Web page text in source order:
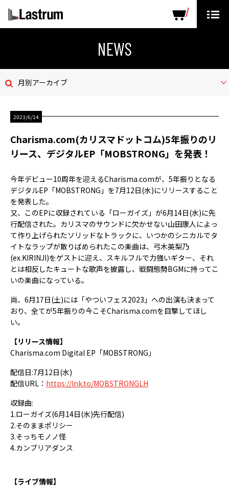
LABEL PRODUCTS
お問い合わせ
デモテープ
プライバシーポリシー
ENGLISH PAGE
NEWS
月別アーカイブ
2023/6/14
Charisma.com(カリスマドットコム)5年振りのリ
リース、デジタルEP「MOBSTRONG」を発表！
今年デビュー10周年を迎えるCharisma.comが、5年振りとなる
デジタルEP「MOBSTRONG」を7月12日(水)にリリースすること
を発表した。
又、このEPに収録されている「ローガイズ」が6月14日(水)に先
行配信された。カリスマのサウンドに欠かせない山田康人によっ
て作り上げられたソリッドなトラックに、いつかのシニカルでタ
イトなラップが散りばめられたこの楽曲は、弓木英梨乃
(ex.KIRINJI)をゲストに迎え、スキルフルで力強いギター、それ
とは相反したキュートな歌声を披露し、戦闘態勢BGMに持ってこ
いの楽曲になっている。
尚、6月17日(土)には「やついフェス2023」への出演も決まって
おり、全てが5年振りの今こそCharisma.comを目撃してほし
い。
【リリース情報】
Charisma.com Digital EP「MOBSTRONG」
配信日:7月12日(水)
配信URL： https://lnk.to/MOBSTRONGLH
収録曲:
1.ローガイズ(6月14日(水)先行配信)
2.そのままポリシー
3.そっちモノノ怪
4.カンブリアダンス
【ライブ情報】